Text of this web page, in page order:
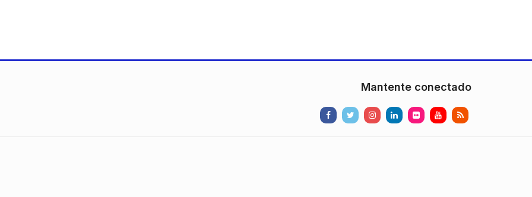
Mantente conectado